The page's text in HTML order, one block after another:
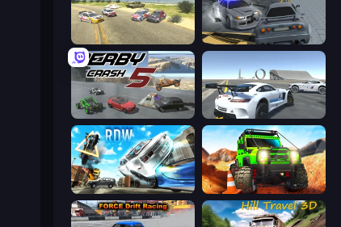
Derby Crash 3 RCC City Racing
Derby Crash 5
Real Drift World Offroad Life 3D